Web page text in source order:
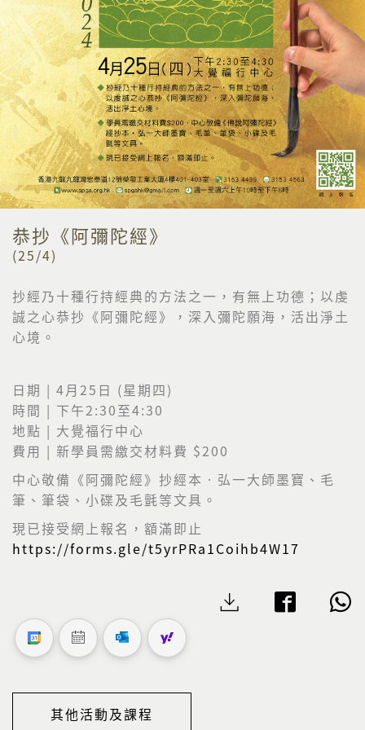
恭抄《阿彌陀經》
(25/4)
抄經乃十種行持經典的方法之一，有無上功德；以虔
誠之心恭抄《阿彌陀經》，深入彌陀願海，活出淨土
心境。
日期 | 4月25日 (星期四)
時間 | 下午2:30至4:30
地點 | 大覺福行中心
費用 | 新學員需繳交材料費 $200
中心敬備《阿彌陀經》抄經本‧弘一大師墨寶、毛
筆、筆袋、小碟及毛氈等文具。
現已接受網上報名，額滿即止
https://forms.gle/t5yrPRa1Coihb4W17
其他活動及課程